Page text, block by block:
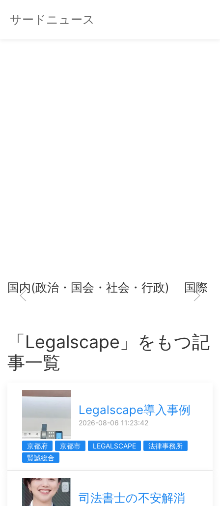
サードニュース
国内(政治・国会・社会・行政) 国際
「Legalscape」をもつ記
事一覧
Legalscape導入事例
2026-08-06 11:23:42
京都府 京都市 LEGALSCAPE
法律事務所
賢誠総合
司法書士の不安解消